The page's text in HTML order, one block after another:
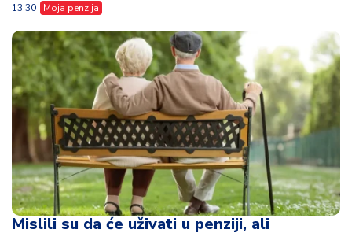
13:30 Moja penzija
Mislili su da će uživati u penziji, ali